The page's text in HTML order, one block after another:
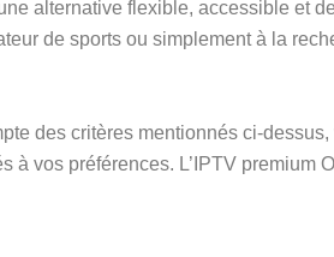
alternative flexible, accessible et
de sports ou simplement à la
des critères mentionnés ci-
à vos préférences. L’IPTV premium